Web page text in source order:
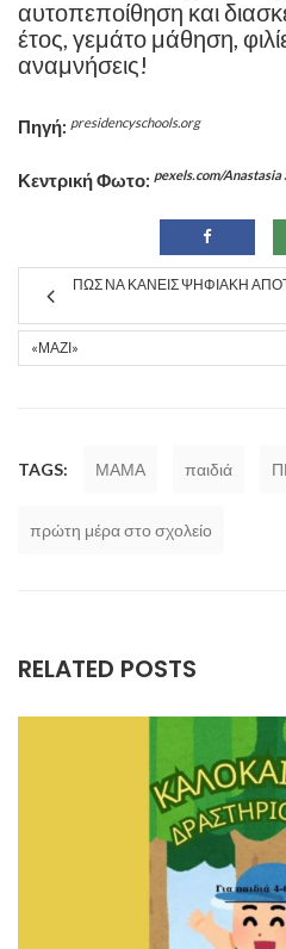
αυτοπεποίθηση και
έτος, γεμάτο μάθηση,
αναμνήσεις!
Πηγή: presidencyschools.org
Κεντρική Φωτο: pexels.com/Anastasia
ΠΏΣ ΝΑ ΚΆΝΕΙΣ ΨΗΦΙΑΚΉ
«ΜΑΖΊ»
TAGS: ΜΑΜΑ παιδιά
πρώτη μέρα στο σχολείο
RELATED POSTS